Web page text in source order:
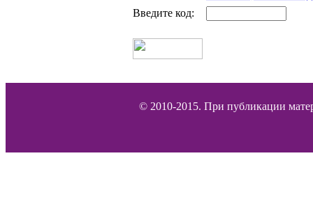
Введите код:
© 2010-2015. При публикации